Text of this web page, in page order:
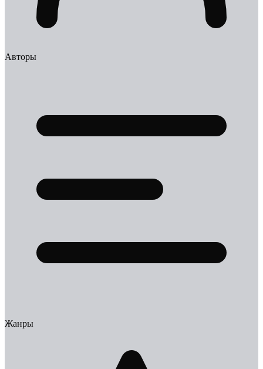
Авторы
Жанры